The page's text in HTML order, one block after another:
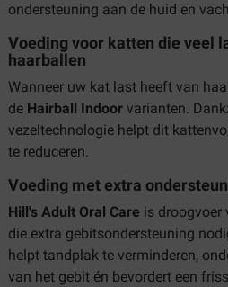
ondersteuning aan de huid en
Voeding voor katten die veel
haarballen
Wanneer uw kat last heeft van
de Hairball Indoor varianten.
vezeltechnologie helpt dit
te reduceren.
Voeding met extra
Hill's Adult Oral Care is droogvoer
die extra gebitsondersteuning
helpt tandplak te verminderen,
van het gebit én bevordert een